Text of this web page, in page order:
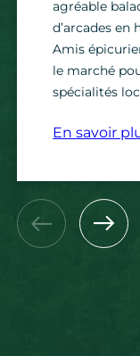
agréable
d’arcades en
Amis
le marché
spécialités
En savoir